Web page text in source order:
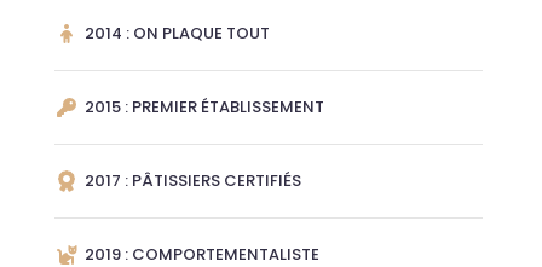
2014 : ON PLAQUE TOUT
2015 : PREMIER ÉTABLISSEMENT
2017 : PÂTISSIERS CERTIFIÉS
2019 : COMPORTEMENTALISTE